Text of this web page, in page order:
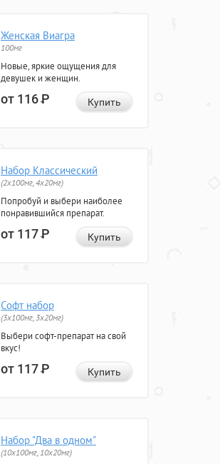
Женская Виагра
100мг
Новые, яркие ощущения для
девушек и женщин.
от 116Р Купить
Набор Классический
(2x100мг, 4x20мг)
Попробуй и выбери наиболее
понравившийся препарат.
от 117Р Купить
Софт набор
(3x100мг, 3x20мг)
Выбери софт-препарат на свой
вкус!
от 117Р Купить
Набор "Два в одном"
(10x100мг, 10x20мг)